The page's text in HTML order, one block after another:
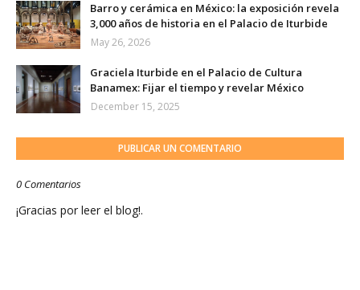
Barro y cerámica en México: la exposición revela
3,000 años de historia en el Palacio de Iturbide
May 26, 2026
Graciela Iturbide en el Palacio de Cultura
Banamex: Fijar el tiempo y revelar México
December 15, 2025
PUBLICAR UN COMENTARIO
0 Comentarios
¡Gracias por leer el blog!.